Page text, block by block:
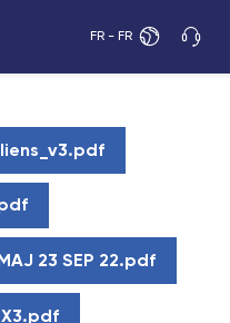
FR - FR
23 SEP 22.pdf